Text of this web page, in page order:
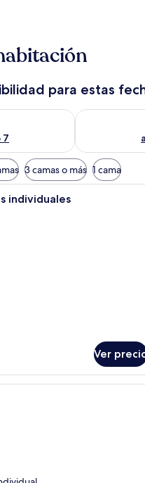
para estas
7
para hoy ago 6 - ago 7
Consulta la
3 camas o más 1 cama
Habitación de hotel con una
individuales
Ver
Una habitación de hotel con